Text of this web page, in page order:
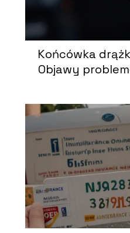
Końcówka
Objawy